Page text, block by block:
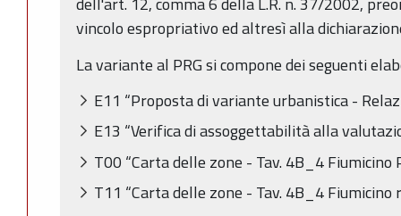
vincolo espropriativo ed altresì alla
La variante al PRG si compone dei seguenti
E11 “Proposta di variante urbanistica -
E13 “Verifica di assoggettabilità alla
T00 “Carta delle zone - Tav. 4B_4 Fiumicino
T11 “Carta delle zone - Tav. 4B_4 Fiumicino